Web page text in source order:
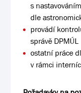
s
dle
provádí
správě DPMÚL
ostatní práce
v rámci